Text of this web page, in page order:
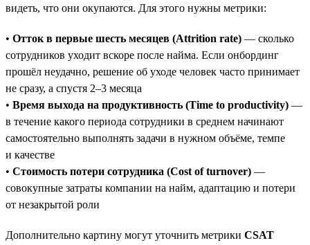
видеть, что они окупаются. Для этого нужны метрики:
• Отток в первые шесть месяцев (Attrition rate) — сколько
сотрудников уходит вскоре после найма. Если онбординг
прошёл неудачно, решение об уходе человек часто принимает
не сразу, а спустя 2–3 месяца
• Время выхода на продуктивность (Time to productivity) —
в течение какого периода сотрудники в среднем начинают
самостоятельно выполнять задачи в нужном объёме, темпе
и качестве
• Стоимость потери сотрудника (Cost of turnover) —
совокупные затраты компании на найм, адаптацию и потери
от незакрытой роли
Дополнительно картину могут уточнить метрики CSAT